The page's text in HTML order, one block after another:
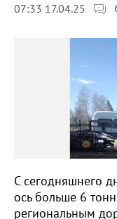
07:33 17.04.25
С сегодняшнего
ось больше 6
региональным